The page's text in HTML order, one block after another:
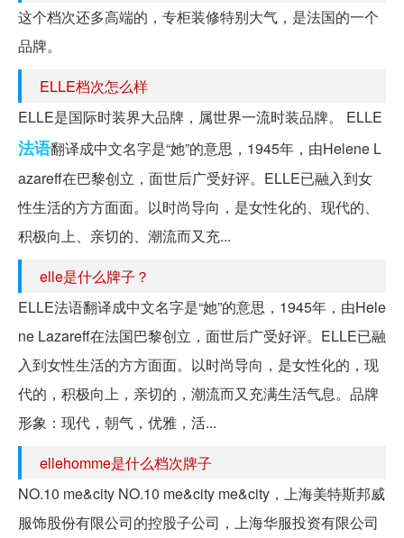
这个档次还多高端的，专柜装修特别大气，是法国的一个
品牌。
ELLE档次怎么样
ELLE是国际时装界大品牌，属世界一流时装品牌。 ELLE
法语翻译成中文名字是“她”的意思，1945年，由Helene L
azareff在巴黎创立，面世后广受好评。ELLE已融入到女
性生活的方方面面。以时尚导向，是女性化的、现代的、
积极向上、亲切的、潮流而又充...
elle是什么牌子？
ELLE法语翻译成中文名字是“她”的意思，1945年，由Hele
ne Lazareff在法国巴黎创立，面世后广受好评。ELLE已融
入到女性生活的方方面面。以时尚导向，是女性化的，现
代的，积极向上，亲切的，潮流而又充满生活气息。品牌
形象：现代，朝气，优雅，活...
ellehomme是什么档次牌子
NO.10 me&city NO.10 me&city me&city，上海美特斯邦威
服饰股份有限公司的控股子公司，上海华服投资有限公司